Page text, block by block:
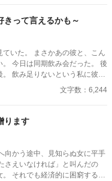
あ、結婚するまでは、リアムは
んだミアは段々アメリアを邪
の
きって言えるかも～
いた。 まさかあの彼と、こん
後
は
しは、彼が好きだったんだと
った。 でも、あれから変わっ
文字数：6,244
ります
向かう途中、見知らぬ女に平手
さえいなければ」と叫んだの
それでも経済的に困窮する実